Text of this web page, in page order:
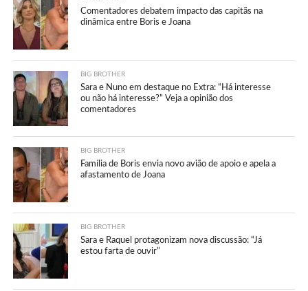
Comentadores debatem impacto das capitãs na
dinâmica entre Boris e Joana
BIG BROTHER
Sara e Nuno em destaque no Extra: “Há interesse
ou não há interesse?” Veja a opinião dos
comentadores
BIG BROTHER
Família de Boris envia novo avião de apoio e apela a
afastamento de Joana
BIG BROTHER
Sara e Raquel protagonizam nova discussão: “Já
estou farta de ouvir”